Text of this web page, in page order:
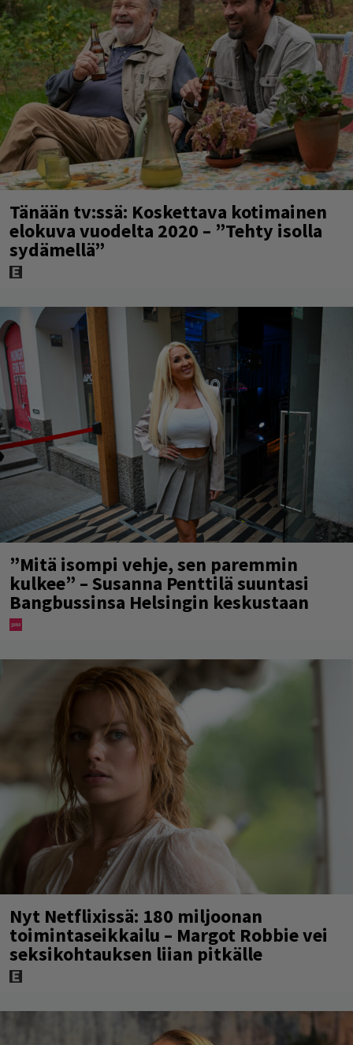
Tänään tv:ssä: Koskettava kotimainen
elokuva vuodelta 2020 – ”Tehty isolla
sydämellä”
”Mitä isompi vehje, sen paremmin
kulkee” – Susanna Penttilä suuntasi
Bangbussinsa Helsingin keskustaan
Nyt Netflixissä: 180 miljoonan
toimintaseikkailu – Margot Robbie vei
seksikohtauksen liian pitkälle